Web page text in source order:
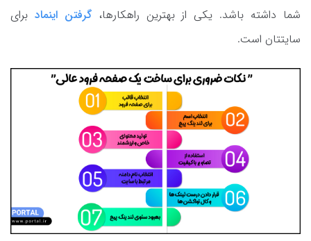
شما داشته باشد. یکی از بهترین راهکارها،گرفتن اینماد برای
سایتتان است.